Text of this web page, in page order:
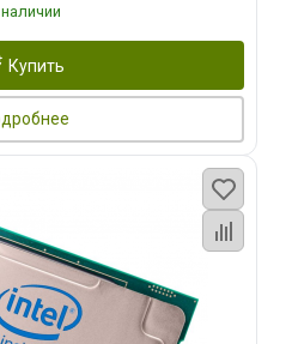
Купить